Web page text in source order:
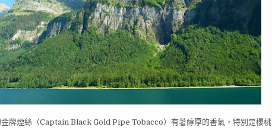
牌煙絲（Captain Black Gold Pipe Tobacco）有著醇厚的香氣，特別是櫻桃